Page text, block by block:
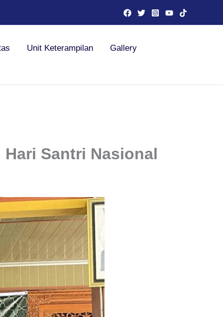
Unit Keterampilan
Gallery
Santri Nasional